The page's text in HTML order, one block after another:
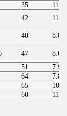
35
42
40 8.80
47
8.60
51
7.90
64
7.80
65
10.8
60